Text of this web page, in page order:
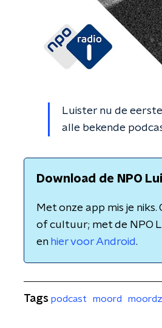
Luister nu de
alle bekende
Download de NPO
Met onze app mis je
of cultuur; met de NPO
en hier voor Android.
Tags podcast moord